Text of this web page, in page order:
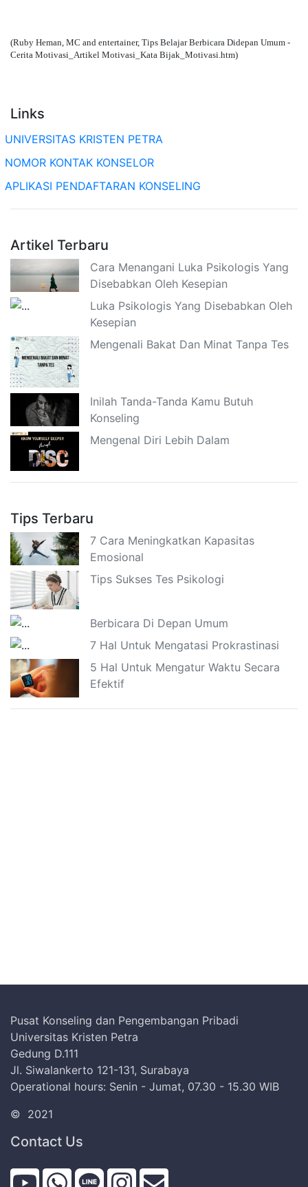
(Ruby Heman, MC and entertainer, Tips Belajar Berbicara Didepan Umum -
Cerita Motivasi_Artikel Motivasi_Kata Bijak_Motivasi.htm)
Links
UNIVERSITAS KRISTEN PETRA
NOMOR KONTAK KONSELOR
APLIKASI PENDAFTARAN KONSELING
Artikel Terbaru
Cara Menangani Luka Psikologis Yang
Disebabkan Oleh Kesepian
Luka Psikologis Yang Disebabkan Oleh
Kesepian
Mengenali Bakat Dan Minat Tanpa Tes
Inilah Tanda-Tanda Kamu Butuh
Konseling
Mengenal Diri Lebih Dalam
Tips Terbaru
7 Cara Meningkatkan Kapasitas
Emosional
Tips Sukses Tes Psikologi
Berbicara Di Depan Umum
7 Hal Untuk Mengatasi Prokrastinasi
5 Hal Untuk Mengatur Waktu Secara
Efektif
Pusat Konseling dan Pengembangan Pribadi
Universitas Kristen Petra
Gedung D.111
Jl. Siwalankerto 121-131, Surabaya
Operational hours: Senin - Jumat, 07.30 - 15.30 WIB
© 2021
Contact Us